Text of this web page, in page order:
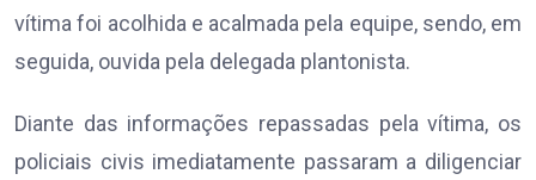
vítima foi acolhida e acalmada pela equipe, sendo, em
seguida, ouvida pela delegada plantonista.
Diante das informações repassadas pela vítima, os
policiais civis imediatamente passaram a diligenciar